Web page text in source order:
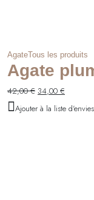
AgateTous les produits
Agate
42,00€ Le
initial
34,00 €
actuel
Ajouter à la liste d'envies